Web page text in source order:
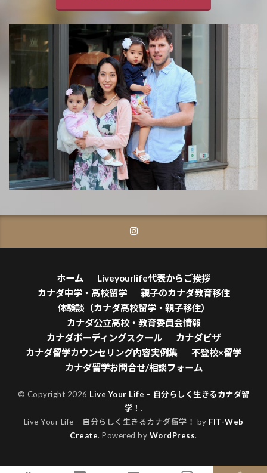
ホーム
Liveyourlife代表からご挨拶
カナダ中学・高校留学
親子のカナダ教育移住
体験談（カナダ高校留学・親子移住）
カナダ公立高校・教育委員会情報
カナダボーディングスクール
カナダビザ
カナダ留学カウンセリング内容実例集
不登校×留学
カナダ留学お問合せ/相談フォーム
© Copyright 2026 Live Your Life – 自分らしく生きるカナダ留
学！ .
Live Your Life – 自分らしく生きるカナダ留学！ by FIT-Web
Create. Powered by WordPress.